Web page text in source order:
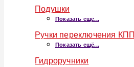
Подушки
Показать ещё...
Ручки переключения КПП
Показать ещё...
Гидроручники